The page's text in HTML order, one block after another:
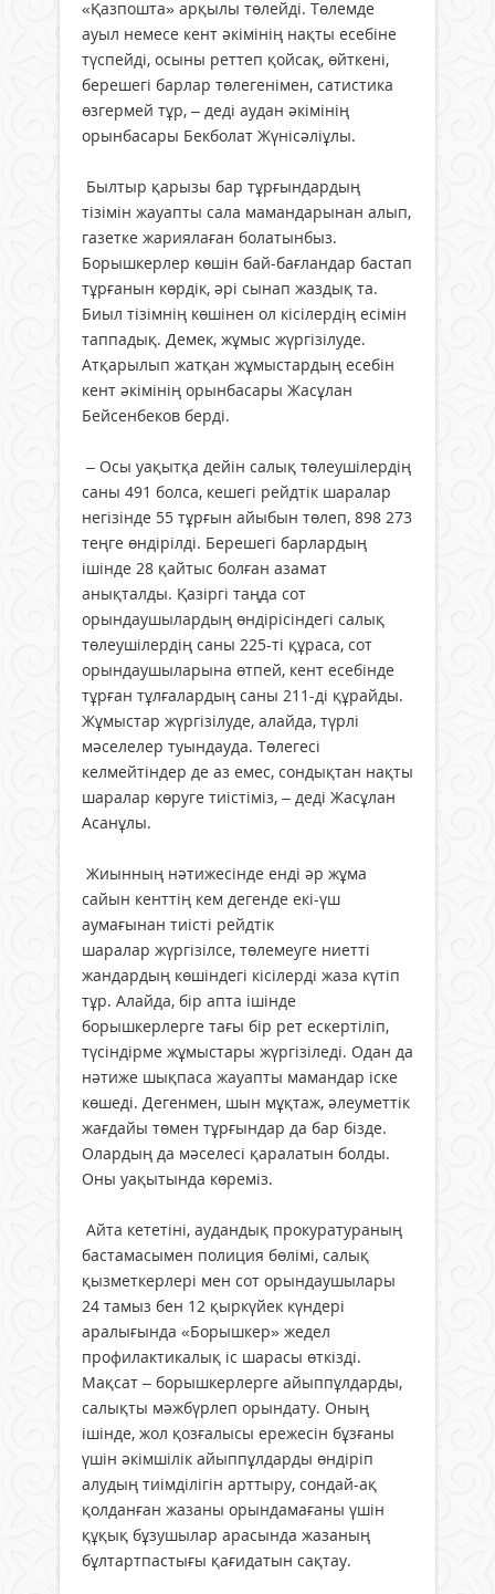
«Қазпошта» арқылы төлейді. Төлемде
ауыл немесе кент әкімінің нақты есебіне
түспейді, осыны реттеп қойсақ, өйткені,
берешегі барлар төлегенімен, сатистика
өзгермей тұр, – деді аудан әкімінің
орынбасары Бекболат Жүнісәліұлы.
Былтыр қарызы бар тұрғындардың
тізімін жауапты сала мамандарынан алып,
газетке жариялаған болатынбыз.
Борышкерлер көшін бай-бағландар бастап
тұрғанын көрдік, әрі сынап жаздық та.
Биыл тізімнің көшінен ол кісілердің есімін
таппадық. Демек, жұмыс жүргізілуде.
Атқарылып жатқан жұмыстардың есебін
кент әкімінің орынбасары Жасұлан
Бейсенбеков берді.
– Осы уақытқа дейін салық төлеушілердің
саны 491 болса, кешегі рейдтік шаралар
негізінде 55 тұрғын айыбын төлеп, 898 273
теңге өндірілді. Берешегі барлардың
ішінде 28 қайтыс болған азамат
анықталды. Қазіргі таңда сот
орындаушылардың өндірісіндегі салық
төлеушілердің саны 225-ті құраса, сот
орындаушыларына өтпей, кент есебінде
тұрған тұлғалардың саны 211-ді құрайды.
Жұмыстар жүргізілуде, алайда, түрлі
мәселелер туындауда. Төлегесі
келмейтіндер де аз емес, сондықтан нақты
шаралар көруге тиістіміз, – деді Жасұлан
Асанұлы.
Жиынның нәтижесінде енді әр жұма
сайын кенттің кем дегенде екі-үш
аумағынан тиісті рейдтік
шаралар жүргізілсе, төлемеуге ниетті
жандардың көшіндегі кісілерді жаза күтіп
тұр. Алайда, бір апта ішінде
борышкерлерге тағы бір рет ескертіліп,
түсіндірме жұмыстары жүргізіледі. Одан да
нәтиже шықпаса жауапты мамандар іске
көшеді. Дегенмен, шын мұқтаж, әлеуметтік
жағдайы төмен тұрғындар да бар бізде.
Олардың да мәселесі қаралатын болды.
Оны уақытында көреміз.
Айта кететіні, аудандық прокуратураның
бастамасымен полиция бөлімі, салық
қызметкерлері мен сот орындаушылары
24 тамыз бен 12 қыркүйек күндері
аралығында «Борышкер» жедел
профилактикалық іс шарасы өткізді.
Мақсат – борышкерлерге айыппұлдарды,
салықты мәжбүрлеп орындату. Оның
ішінде, жол қозғалысы ережесін бұзғаны
үшін әкімшілік айыппұлдарды өндіріп
алудың тиімділігін арттыру, сондай-ақ
қолданған жазаны орындамағаны үшін
құқық бұзушылар арасында жазаның
бұлтартпастығы қағидатын сақтау.